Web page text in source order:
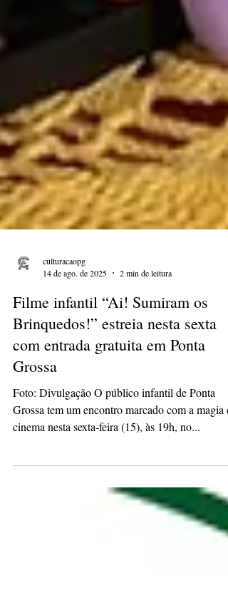
culturacaopg
14 de ago. de 2025
Filme infantil “Ai! Sumiram os
Brinquedos!” estreia nesta sexta
com entrada gratuita em Ponta
Grossa
cinema nesta sexta-feira (15), às 19h, no...